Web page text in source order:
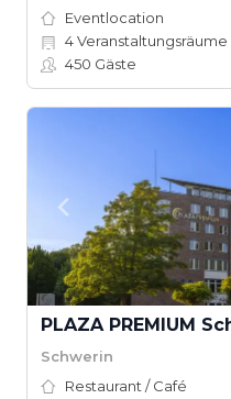
Eventlocation
4Veranstaltungsräume
450 Gäste
PLAZA PREMIUM
Schwerin
Restaurant / Café